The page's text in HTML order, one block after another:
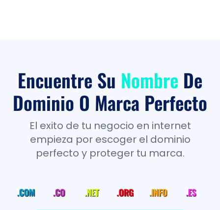
Encuentre Su Nombre De
Dominio O Marca Perfecto
El exito de tu negocio en internet
empieza por escoger el dominio
perfecto y proteger tu marca.